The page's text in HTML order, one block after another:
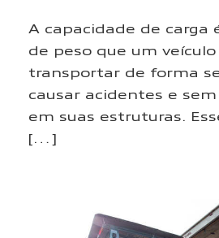
A capacidade de carga
de peso que um veículo
transportar de forma
causar acidentes e
em suas estruturas.
[…]